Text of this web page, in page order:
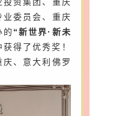
委员会、 重庆
的 “新世界·新未
获得了优秀奖！
、意大利佛罗